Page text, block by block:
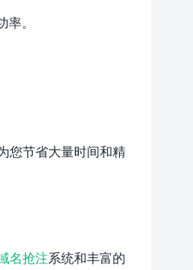
。
您节省大量时间和精
名抢注系统和丰富的